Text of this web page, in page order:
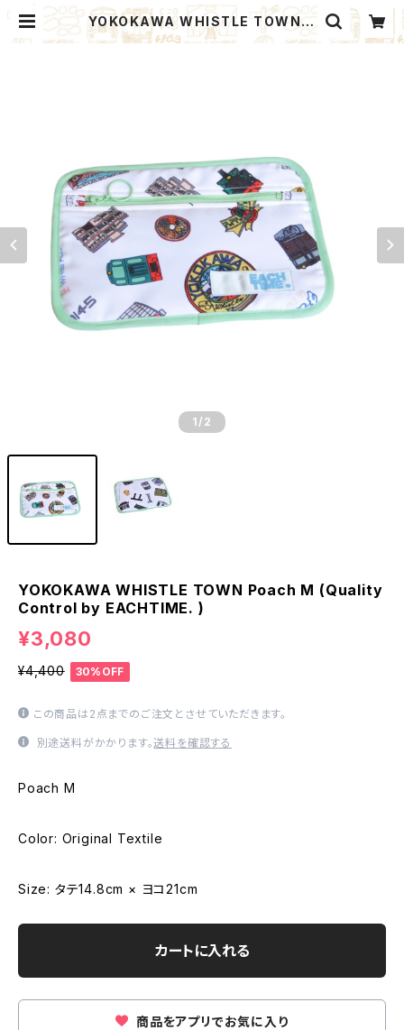
YOKOKAWA WHISTLE TOWN P
oach M (Quality Control by EA
1 /2
YOKOKAWA WHISTLE TOWN Poach M (Quality
Control by EACHTIME. )
¥3,080
¥4,400 30%OFF
この商品は2点までのご注文とさせていただきます。
別途送料がかかります。送料を確認する
Poach M
Color: Original Textile
Size: タテ14.8cm × ヨコ21cm
カートに入れる
商品をアプリでお気に入り